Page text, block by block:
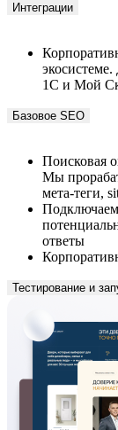
1С и Мой
Базовое SEO
Мы
мета-теги,
ответы
Тестирование и